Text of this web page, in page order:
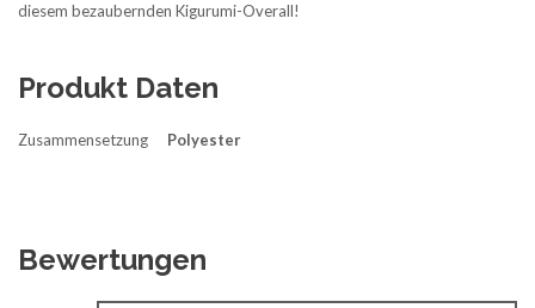
diesem bezaubernden Kigurumi-Overall!
Produkt Daten
Zusammensetzung Polyester
Bewertungen